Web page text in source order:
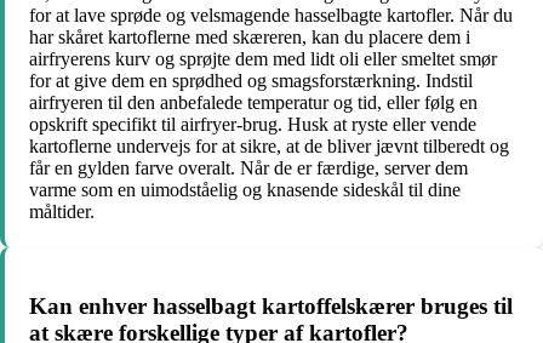
for at lave sprøde og velsmagende hasselbagte kartofler. Når du
har skåret kartoflerne med skæreren, kan du placere dem i
airfryerens kurv og sprøjte dem med lidt oli eller smeltet smør
for at give dem en sprødhed og smagsforstærkning. Indstil
airfryeren til den anbefalede temperatur og tid, eller følg en
opskrift specifikt til airfryer-brug. Husk at ryste eller vende
kartoflerne undervejs for at sikre, at de bliver jævnt tilberedt og
får en gylden farve overalt. Når de er færdige, server dem
varme som en uimodståelig og knasende sideskål til dine
måltider.
Kan enhver hasselbagt kartoffelskærer bruges til
at skære forskellige typer af kartofler?